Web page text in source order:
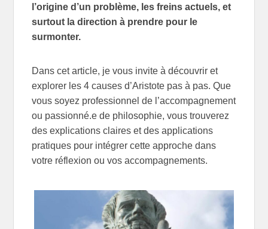
l’origine d’un problème, les freins actuels, et
surtout la direction à prendre pour le
surmonter.
Dans cet article, je vous invite à découvrir et
explorer les 4 causes d’Aristote pas à pas. Que
vous soyez professionnel de l’accompagnement
ou passionné.e de philosophie, vous trouverez
des explications claires et des applications
pratiques pour intégrer cette approche dans
votre réflexion ou vos accompagnements.